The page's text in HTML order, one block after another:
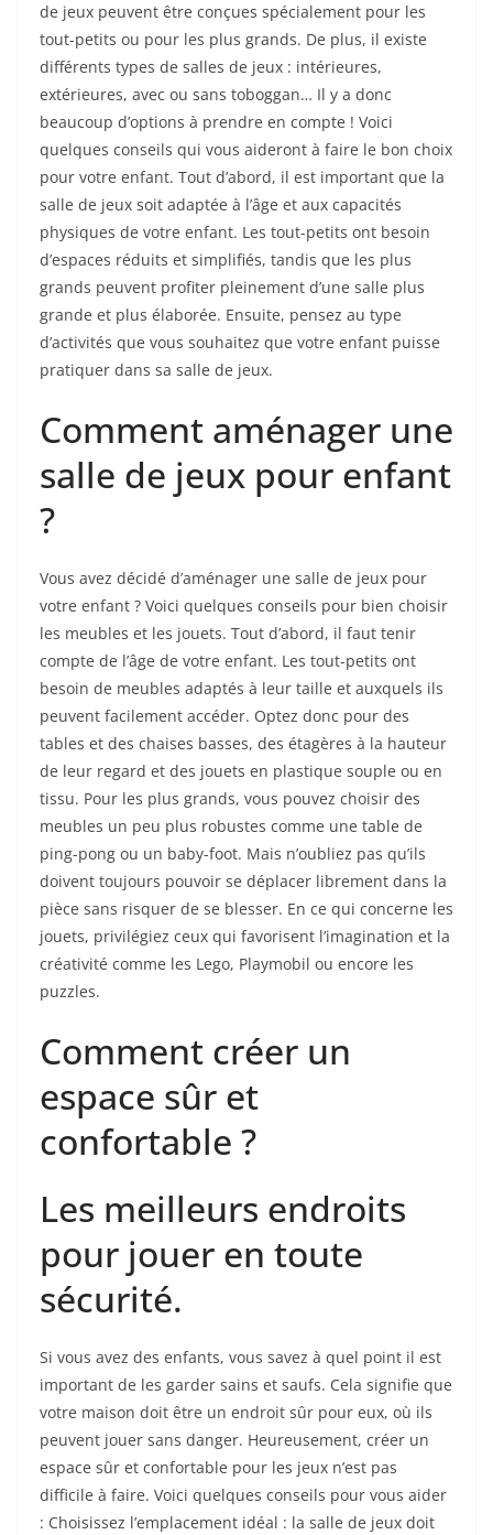
de jeux peuvent être conçues spécialement pour les
tout-petits ou pour les plus grands. De plus, il existe
différents types de salles de jeux : intérieures,
extérieures, avec ou sans toboggan… Il y a donc
beaucoup d’options à prendre en compte ! Voici
quelques conseils qui vous aideront à faire le bon choix
pour votre enfant. Tout d’abord, il est important que la
salle de jeux soit adaptée à l’âge et aux capacités
physiques de votre enfant. Les tout-petits ont besoin
d’espaces réduits et simplifiés, tandis que les plus
grands peuvent profiter pleinement d’une salle plus
grande et plus élaborée. Ensuite, pensez au type
d’activités que vous souhaitez que votre enfant puisse
pratiquer dans sa salle de jeux.
Comment aménager une
salle de jeux pour enfant
?
Vous avez décidé d’aménager une salle de jeux pour
votre enfant ? Voici quelques conseils pour bien choisir
les meubles et les jouets. Tout d’abord, il faut tenir
compte de l’âge de votre enfant. Les tout-petits ont
besoin de meubles adaptés à leur taille et auxquels ils
peuvent facilement accéder. Optez donc pour des
tables et des chaises basses, des étagères à la hauteur
de leur regard et des jouets en plastique souple ou en
tissu. Pour les plus grands, vous pouvez choisir des
meubles un peu plus robustes comme une table de
ping-pong ou un baby-foot. Mais n’oubliez pas qu’ils
doivent toujours pouvoir se déplacer librement dans la
pièce sans risquer de se blesser. En ce qui concerne les
jouets, privilégiez ceux qui favorisent l’imagination et la
créativité comme les Lego, Playmobil ou encore les
puzzles.
Comment créer un
espace sûr et
confortable ?
Les meilleurs endroits
pour jouer en toute
sécurité.
Si vous avez des enfants, vous savez à quel point il est
important de les garder sains et saufs. Cela signifie que
votre maison doit être un endroit sûr pour eux, où ils
peuvent jouer sans danger. Heureusement, créer un
espace sûr et confortable pour les jeux n’est pas
difficile à faire. Voici quelques conseils pour vous aider
: Choisissez l’emplacement idéal : la salle de jeux doit